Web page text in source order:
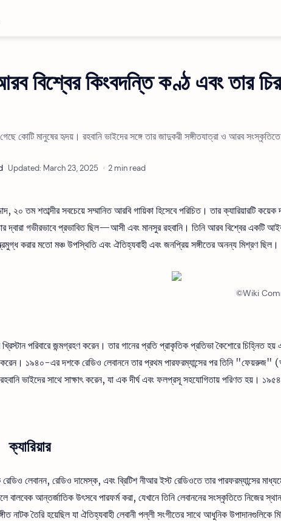
কিংবদন্তি কণ্ঠ এবং তার
কোটি মানুষের হৃদয়। রহবানি ভাইদের সঙ্গে তার জাদুকরী সঙ্গীতযাত্রা ও আরব
2 min read
২০ তম শতাব্দীর সবচেয়ে সম্মানিত আরবি গায়িকা হিসেবে পরিচিত। তার ক্যারিয়ারটি
দ্বারা গভীরভাবে প্রভাবিত ছিল—আসী এবং মানসুর রহবানি। তিনি আরব বিশ্বের একটি
করার মতো মঞ্চ উপস্থিতি এবং ঐতিহ্যবাহী এবং জনপ্রিয় সঙ্গীতের অনন্য মিশ্রণ ছিল।
©Wiki
পরিবারে জন্মগ্রহণ করেন। তার গানের প্রতি প্রাকৃতিক প্রতিভা কৈশোরে চিহ্নিত হয়
করেন। ১৯৪০-এর দশকে রেডিও লেবাননে তার প্রথম পারফরম্যান্সের পর তিনি
ভাইদের সাথে সাক্ষাৎ করেন, যা এক দীর্ঘ এবং ফলপ্রসূ সহযোগিতায় পরিণত হয়। ১৯৫৪
ক্যারিয়ার
লেবানন, রেডিও দামেস্ক, এবং ব্রিটিশ নীআর ইস্ট রেডিওতে তার পারফরম্যান্সের
আন্তর্জাতিক উৎসবে পারফর্ম করা, যেখানে তিনি লেবাননের সংস্কৃতিতে নিজের
নাটক তৈরি হয়েছিল যা ঐতিহ্যবাহী লেবানী পল্লী সংগীতের সাথে আধুনিক